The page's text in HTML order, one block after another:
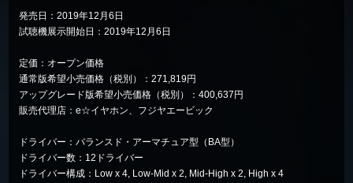
発売日：2019年12月6日
試聴機展示開始日：2019年12月6日
定価：オープン価格
通常版希望小売価格（税別）：271,819円
アップグレード版希望小売価格（税別）：400,637円
販売代理店：e☆イヤホン、フジヤエービック
ドライバー：バランスド・アーマチュア型（BA型）
ドライバー数：12ドライバー
ドライバー構成：Low x 4, Low-Mid x 2, Mid-High x 2, High x 4